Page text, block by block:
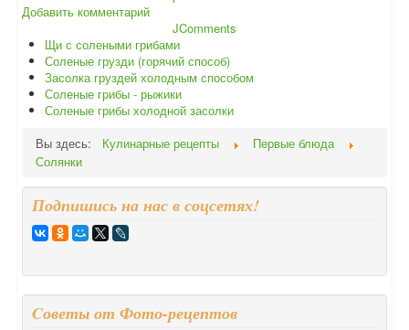
Добавить комментарий
JComments
Щи с солеными грибами
Соленые грузди (горячий способ)
Засолка груздей холодным способом
Соленые грибы - рыжики
Соленые грибы холодной засолки
Вы здесь:
Кулинарные рецепты
Первые блюда
Солянки
Подпишись на нас в соцсетях!
Cоветы от Фото-рецептов